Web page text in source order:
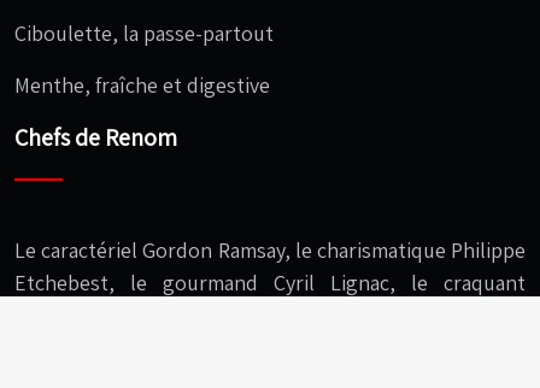
Ciboulette, la passe-partout
Menthe, fraîche et digestive
Chefs de Renom
Le caractériel Gordon Ramsay, le charismatique Philippe
Etchebest, le gourmand Cyril Lignac, le craquant